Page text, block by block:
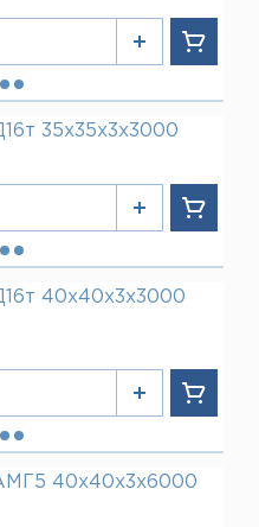
35х35х3х3000
40х40х3х3000
40х40х3х6000